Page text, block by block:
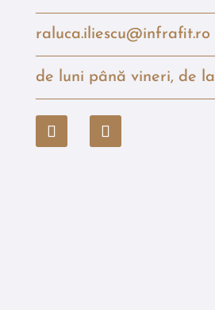
raluca.iliescu@infrafit.ro
de luni până vineri, de